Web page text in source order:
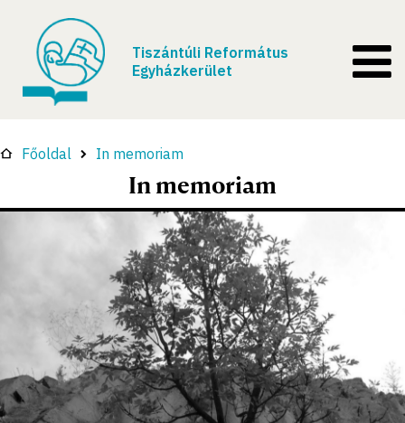
Tiszántúli Református
Egyházkerület
Főoldal In memoriam
In memoriam